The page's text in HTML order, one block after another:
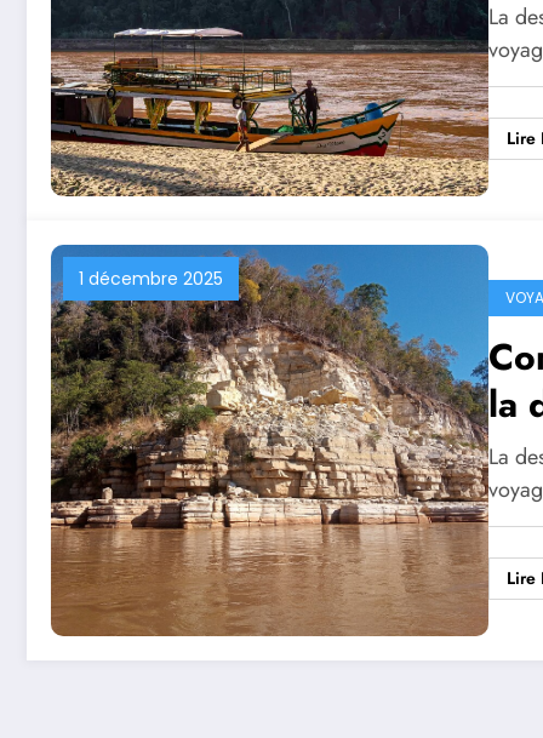
La
Lire
1 décembre 2025
la
La
Lire